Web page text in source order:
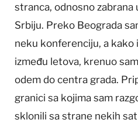
stranca, odnosno zabrana
Srbiju. Preko Beograda
neku konferenciju, a kako
između letova, krenuo
odem do centra grada.
granici sa kojima sam
sklonili sa strane nekih